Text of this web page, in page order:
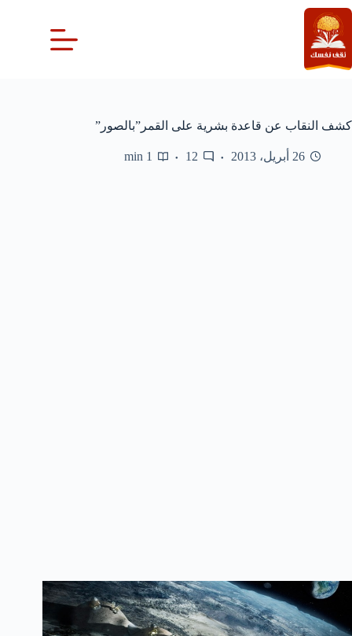
التجاوز
إلى
المحتوى
كشف النقاب عن قاعدة بشرية على القمر”بالصور”
26 أبريل، 2013 12
1 min